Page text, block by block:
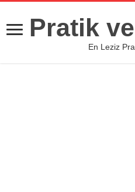
Pratik
En Leziz